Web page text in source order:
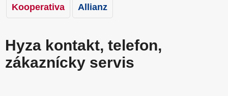
Kooperativa Allianz
Hyza kontakt, telefon,
zákaznícky servis